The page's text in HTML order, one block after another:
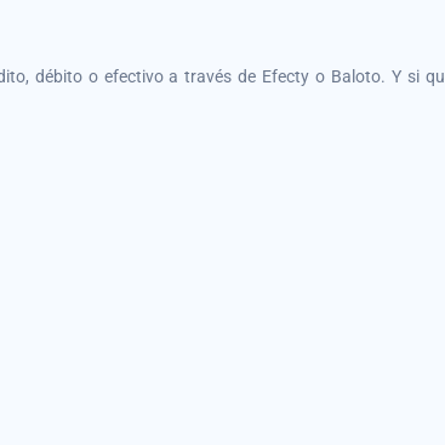
débito o efectivo a través de Efecty o Baloto. Y si